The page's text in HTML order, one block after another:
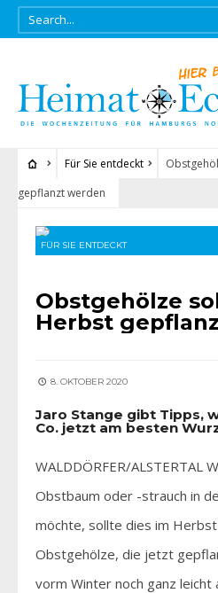
Für Sie entdeckt
gepflanzt werden
FÜR SIE ENTDECKT
Obstgehölze
Herbst
8. OKTOBER 2020
Jaro Stange gibt Tipps,
Co. jetzt am besten
WALDDÖRFER/ALSTERTAL
Obstbaum oder -strauch in
möchte, sollte dies im Herbst
Obstgehölze, die jetzt
vorm Winter noch ganz leicht